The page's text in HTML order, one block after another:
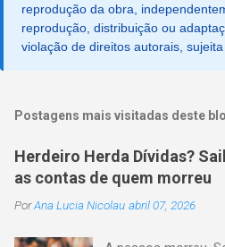
reprodução da obra,
reprodução, distribuição ou
violação de direitos autorais,
Postagens mais visitadas deste
Herdeiro Herda Dívidas?
as contas de quem morreu
PorAna Lucia Nicolau abril 07, 2026